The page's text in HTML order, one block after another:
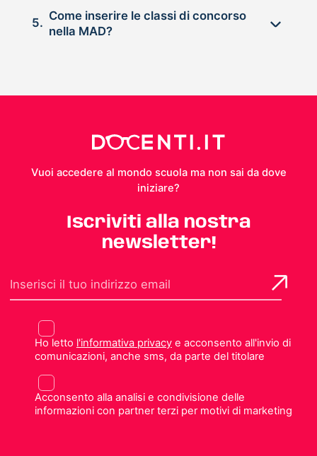
5.
Come inserire le classi di concorso
nella MAD?
Vuoi accedere al mondo scuola ma non sai da dove
iniziare?
Iscriviti alla nostra
newsletter!
Ho letto l'informativa privacye acconsento all'invio di
comunicazioni, anche sms, da parte del titolare
Acconsento alla analisi e condivisione delle
informazioni con partner terzi per motivi di marketing